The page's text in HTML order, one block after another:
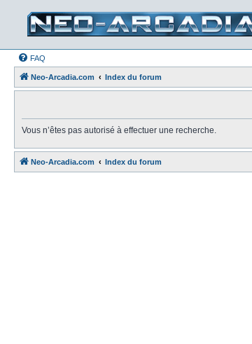
FAQ
Neo-Arcadia.com Index du forum
Vous n’êtes pas autorisé à effectuer une recherche.
Neo-Arcadia.com Index du forum